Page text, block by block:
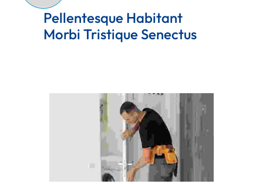
Pellentesque Habitant
Morbi Tristique Senectus